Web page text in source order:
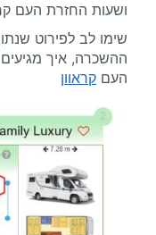
ושעות החזרת העם
שימו לב לפירוט
ההשכרה, איך
העם קראוון